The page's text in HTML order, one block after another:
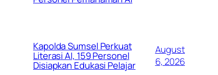
Kapolda Sumsel Perkuat
Literasi AI, 159 Personel
Disiapkan Edukasi Pelajar
August
6, 2026